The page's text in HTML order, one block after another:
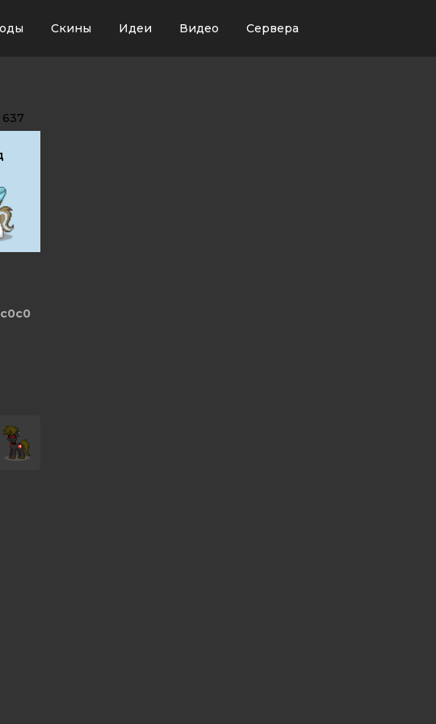
Скины Идеи Видео Сервера
637